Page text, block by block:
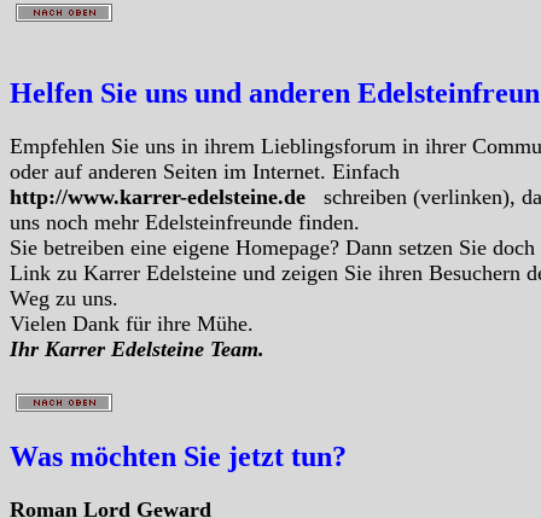
Helfen Sie uns und anderen
Empfehlen Sie uns in ihrem Lieblingsforum in ihrer
oder auf anderen Seiten im Internet. Einfach
http://www.karrer-edelsteine.de
schreiben (verlinken),
uns noch mehr Edelsteinfreunde finden.
Sie betreiben eine eigene Homepage? Dann setzen Sie doch
Link zu Karrer Edelsteine und zeigen Sie ihren Besuchern
Weg zu uns.
Vielen Dank für ihre Mühe.
Ihr Karrer Edelsteine Team.
Was möchten Sie jetzt tun?
Roman Lord Geward